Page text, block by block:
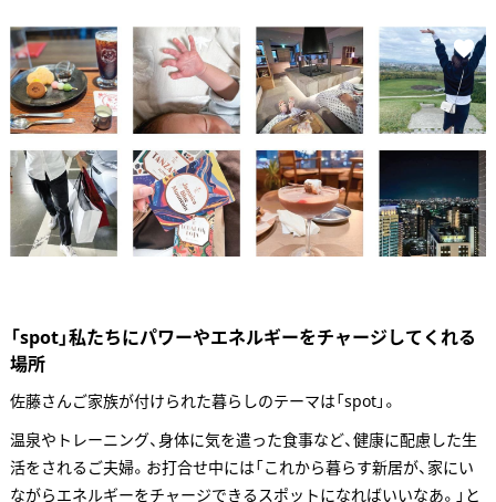
「spot」私たちにパワーやエネルギーをチャージしてくれる
場所
佐藤さんご家族が付けられた暮らしのテーマは「spot」。
温泉やトレーニング、身体に気を遣った食事など、健康に配慮した生
活をされるご夫婦。お打合せ中には「これから暮らす新居が、家にい
ながらエネルギーをチャージできるスポットになればいいなあ。」と